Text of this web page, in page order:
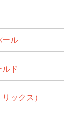
ール
ルド
ックス）